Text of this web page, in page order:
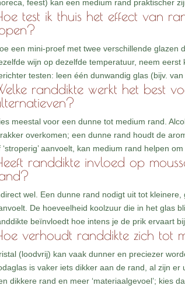
feest) kan een medium rand praktischer
test ik thuis het effect van
een mini-proef met twee verschillende glazen
wijn op dezelfde temperatuur, neem
testen: leen één dunwandig glas (bijv.
randdikte werkt het best
meestal voor een dunne tot medium rand.
overkomen; een dunne rand houdt de
‘stroperig’ aanvoelt, kan medium rand helpen
randdikte invloed op
wel. Een dunne rand nodigt uit tot
De hoeveelheid koolzuur die in het glas
beïnvloedt hoe intens je de prik ervaart
verhoudt randdikte zich tot
(loodvrij) kan vaak dunner en preciezer
is vaker iets dikker aan de rand, al zijn
dikkere rand en meer ‘materiaalgevoel’; kies